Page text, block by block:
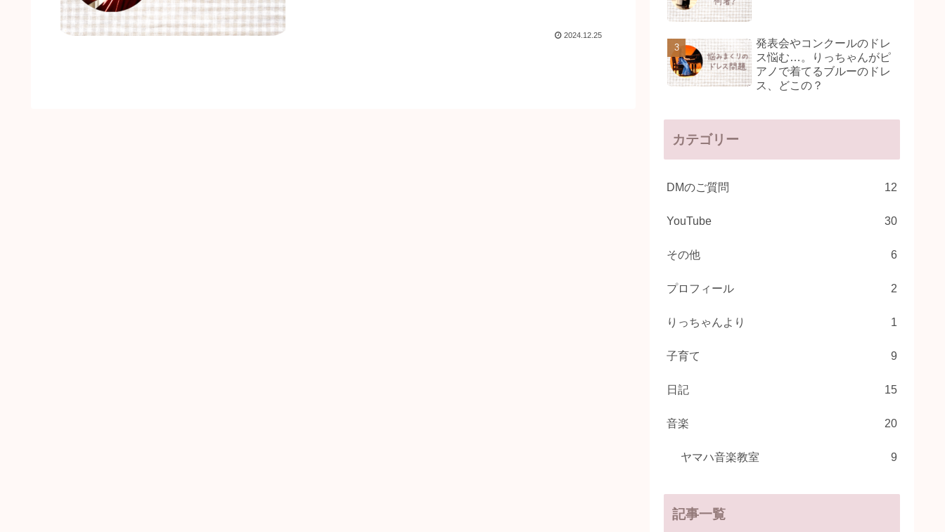
2024.12.25
発表会やコンクールのドレ
ス悩む…。りっちゃんがピ
アノで着てるブルーのドレ
ス、どこの？
カテゴリー
DMのご質問 12
YouTube 30
その他 6
プロフィール 2
りっちゃんより 1
子育て 9
日記 15
音楽 20
ヤマハ音楽教室 9
記事一覧